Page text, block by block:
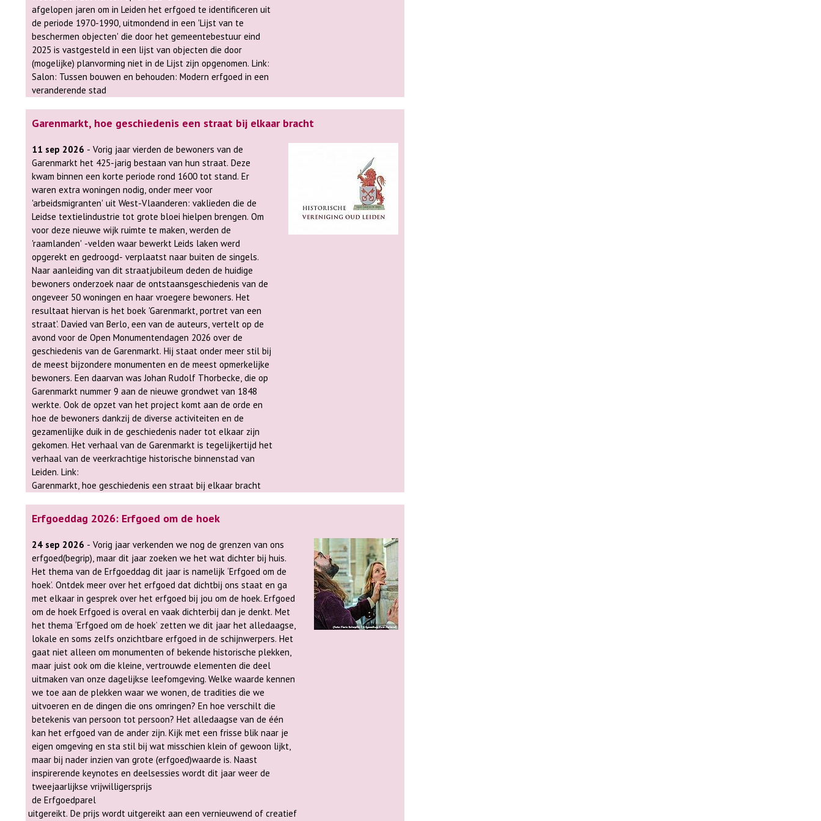
afgelopen jaren om in Leiden het erfgoed te identificeren uit
de periode 1970-1990, uitmondend in een 'Lijst van te
beschermen objecten' die door het gemeentebestuur eind
2025 is vastgesteld in een lijst van objecten die door
(mogelijke) planvorming niet in de Lijst zijn opgenomen. Link:
Salon: Tussen bouwen en behouden: Modern erfgoed in een
veranderende stad
Garenmarkt, hoe geschiedenis een straat bij elkaar bracht
11 sep 2026 - Vorig jaar vierden de bewoners van de
Garenmarkt het 425-jarig bestaan van hun straat. Deze
kwam binnen een korte periode rond 1600 tot stand. Er
waren extra woningen nodig, onder meer voor
'arbeidsmigranten' uit West-Vlaanderen: vaklieden die de
Leidse textielindustrie tot grote bloei hielpen brengen. Om
voor deze nieuwe wijk ruimte te maken, werden de
'raamlanden' -velden waar bewerkt Leids laken werd
opgerekt en gedroogd- verplaatst naar buiten de singels.
Naar aanleiding van dit straatjubileum deden de huidige
bewoners onderzoek naar de ontstaansgeschiedenis van de
ongeveer 50 woningen en haar vroegere bewoners. Het
resultaat hiervan is het boek 'Garenmarkt, portret van een
straat'. Davied van Berlo, een van de auteurs, vertelt op de
avond voor de Open Monumentendagen 2026 over de
geschiedenis van de Garenmarkt. Hij staat onder meer stil bij
de meest bijzondere monumenten en de meest opmerkelijke
bewoners. Een daarvan was Johan Rudolf Thorbecke, die op
Garenmarkt nummer 9 aan de nieuwe grondwet van 1848
werkte. Ook de opzet van het project komt aan de orde en
hoe de bewoners dankzij de diverse activiteiten en de
gezamenlijke duik in de geschiedenis nader tot elkaar zijn
gekomen. Het verhaal van de Garenmarkt is tegelijkertijd het
verhaal van de veerkrachtige historische binnenstad van
Leiden. Link:
Garenmarkt, hoe geschiedenis een straat bij elkaar bracht
Erfgoeddag 2026: Erfgoed om de hoek
24 sep 2026 - Vorig jaar verkenden we nog de grenzen van ons
erfgoed(begrip), maar dit jaar zoeken we het wat dichter bij huis.
Het thema van de Erfgoeddag dit jaar is namelijk ‘Erfgoed om de
hoek’. Ontdek meer over het erfgoed dat dichtbij ons staat en ga
met elkaar in gesprek over het erfgoed bij jou om de hoek. Erfgoed
om de hoek Erfgoed is overal en vaak dichterbij dan je denkt. Met
het thema ‘Erfgoed om de hoek’ zetten we dit jaar het alledaagse,
lokale en soms zelfs onzichtbare erfgoed in de schijnwerpers. Het
gaat niet alleen om monumenten of bekende historische plekken,
maar juist ook om die kleine, vertrouwde elementen die deel
uitmaken van onze dagelijkse leefomgeving. Welke waarde kennen
we toe aan de plekken waar we wonen, de tradities die we
uitvoeren en de dingen die ons omringen? En hoe verschilt die
betekenis van persoon tot persoon? Het alledaagse van de één
kan het erfgoed van de ander zijn. Kijk met een frisse blik naar je
eigen omgeving en sta stil bij wat misschien klein of gewoon lijkt,
maar bij nader inzien van grote (erfgoed)waarde is. Naast
inspirerende keynotes en deelsessies wordt dit jaar weer de
tweejaarlijkse vrijwilligersprijs
de Erfgoedparel
uitgereikt. De prijs wordt uitgereikt aan een vernieuwend of creatief